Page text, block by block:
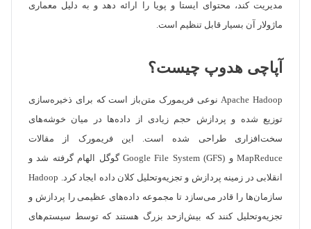
مدیریت کند، محتوای ایستا و پویا را ارائه دهد و به دلیل معماری
ماژولار آن بسیار قابل تنظیم است.
آپاچی هدوپ چیست؟
Apache Hadoop نوعی فریمورک متن‌باز است که برای ذخیره‌سازی
توزیع شده و پردازش حجم زیادی از داده‌ها در میان خوشه‌های
سخت‌افزاری طراحی شده است. این فریمورک از مقالات
MapReduce و Google File System (GFS) گوگل الهام گرفته شد و
انقلابی در زمینه پردازش و تجزیه‌وتحلیل کلان داده ایجاد کرد. Hadoop
سازمان‌ها را قادر می‌سازد تا مجموعه داده‌های عظیمی را پردازش و
تجزیه‌وتحلیل کنند که بیش‌ازحد بزرگ هستند که توسط سیستم‌های